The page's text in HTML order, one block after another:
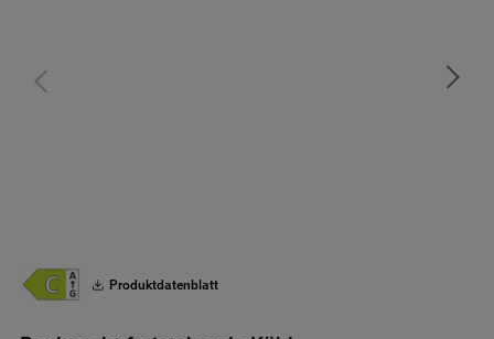
Produktdatenblatt